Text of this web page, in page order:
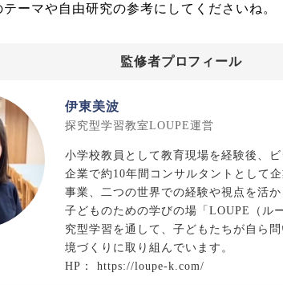
ーマや自由研究の参考にしてくださいね。
監修者プロフィール
伊東美波
探究型学習教室LOUPE運営
小学校教員として教育現場を経験後、
企業で約10年間コンサルタントとして
事業、二つの世界での経験や視点を活
子どものための学びの場「LOUPE（ル
究型学習を通して、子どもたちが自ら
境づくりに取り組んでいます。
HP： https://loupe-k.com/